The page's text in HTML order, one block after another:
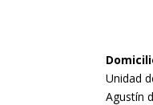
Unidad
Agustín